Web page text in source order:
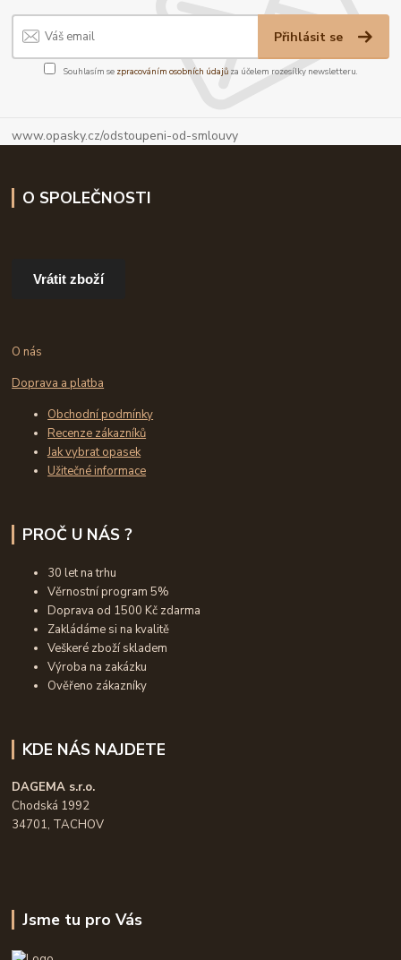
Přihlásit se
Souhlasím se zpracováním osobních údajůza účelem rozesílky newsletteru.
www.opasky.cz/odstoupeni-od-smlouvy
O SPOLEČNOSTI
Vrátit zboží
O nás
Doprava a platba
Obchodní podmínky
Recenze zákazníků
Jak vybrat opasek
Užitečné informace
PROČ U NÁS ?
30 let na trhu
Věrnostní program 5%
Doprava od 1500 Kč zdarma
Zakládáme si na kvalitě
Veškeré zboží skladem
Výroba na zakázku
Ověřeno zákazníky
KDE NÁS NAJDETE
DAGEMA s.r.o.
Chodská 1992
34701, TACHOV
Jsme tu pro Vás